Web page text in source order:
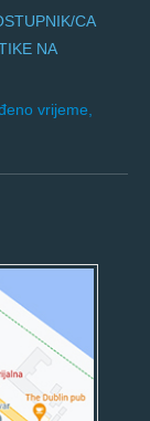
CA
NA
vrijeme,